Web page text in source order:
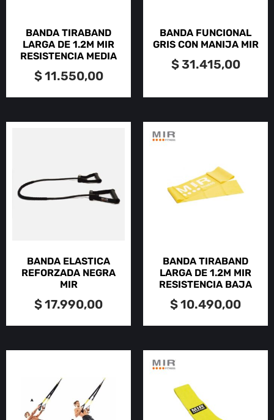
BANDA TIRABAND
LARGA DE 1.2M MIR
RESISTENCIA MEDIA
$11.550,00
BANDA FUNCIONAL
GRIS CON MANIJA MIR
$31.415,00
BANDA ELASTICA
REFORZADA NEGRA
MIR
$17.990,00
BANDA TIRABAND
LARGA DE 1.2M MIR
RESISTENCIA BAJA
$10.490,00